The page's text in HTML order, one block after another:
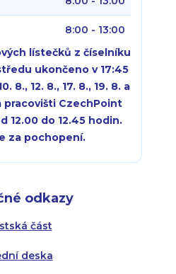
odkazy
část
deska
8:00 - 13:00
lístečků z číselníku
ukončeno v 17:45
8., 12. 8., 17. 8., 19. 8. a
pracovišti CzechPoint
12.00 do 12.45 hodin.
za pochopení.